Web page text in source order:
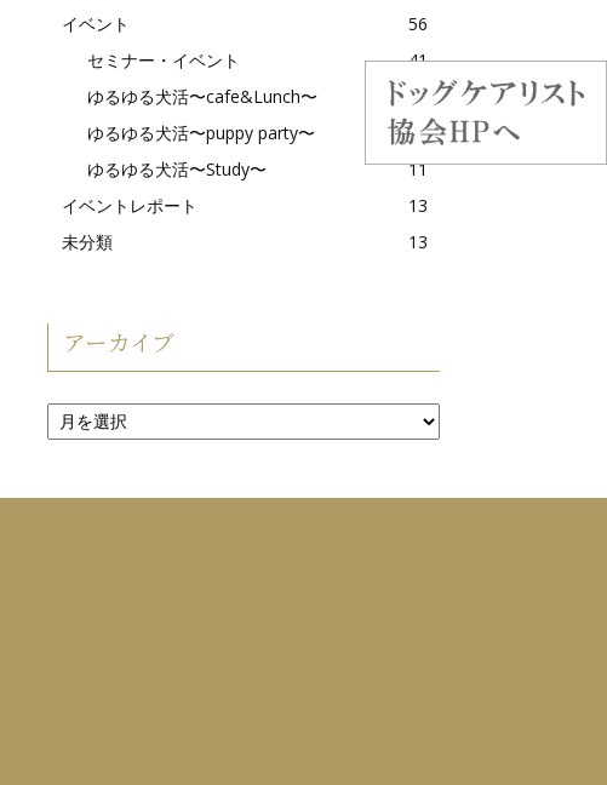
イベント
56
セミナー・イベント
41
ゆるゆる犬活〜cafe&Lunch〜
21
ゆるゆる犬活〜puppy party〜
2
ゆるゆる犬活〜Study〜
11
イベントレポート
13
未分類
13
アーカイブ
ア
ー
ブ